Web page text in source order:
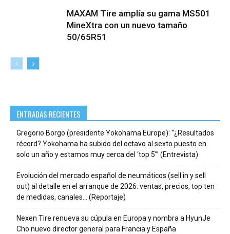
MAXAM Tire amplía su gama MS501
MineXtra con un nuevo tamaño
50/65R51
ENTRADAS RECIENTES
Gregorio Borgo (presidente Yokohama Europe): “¿Resultados
récord? Yokohama ha subido del octavo al sexto puesto en
solo un año y estamos muy cerca del ‘top 5’” (Entrevista)
Evolución del mercado español de neumáticos (sell in y sell
out) al detalle en el arranque de 2026: ventas, precios, top ten
de medidas, canales… (Reportaje)
Nexen Tire renueva su cúpula en Europa y nombra a HyunJe
Cho nuevo director general para Francia y España